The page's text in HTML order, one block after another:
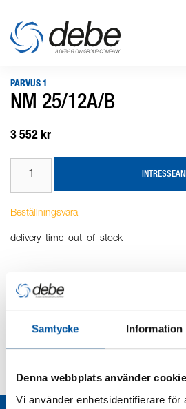
Samtycke Information
Denna webbplats använder
Vi använder enhetsidentifierare för
PARVUS 1
NM 25/12A/B
3 552 kr
Beställningsvara
delivery_time_out_of_stock
Produktbeskrivning
Kurvor
Teknisk dokumentation